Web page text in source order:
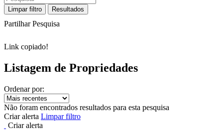
Limpar filtro Resultados
Partilhar Pesquisa
Link copiado!
Listagem de Propriedades
Ordenar por:
Não foram encontrados resultados para esta pesquisa
Criar alerta Limpar filtro
Criar alerta